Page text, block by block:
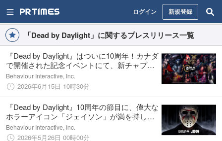
ログイン 新規登録
「Dead by Daylight」に関するプレスリリース一覧
『Dead by Daylight』はついに10周年！カナダ
で開催された記念イベントにて、新チャプタ
ーや豪華ゲスト、驚き満載の新展開を大発表
Behaviour Interactive, Inc.
2026年6月15日 10時30分
『Dead by Daylight』10周年の節目に、偉大な
ホラーアイコン「ジェイソン」が満を持して
登場！
Behaviour Interactive, Inc.
2026年5月26日 00時00分